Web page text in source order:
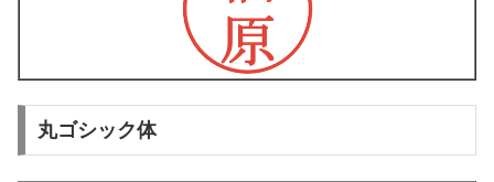
丸ゴシック体